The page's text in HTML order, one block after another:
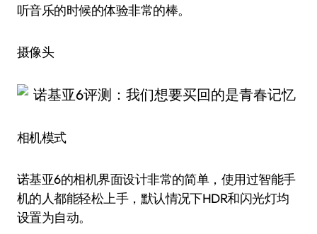
听音乐的时候的体验非常的棒。
摄像头
相机模式
诺基亚6的相机界面设计非常的简单，使用过智能手
机的人都能轻松上手，默认情况下HDR和闪光灯均
设置为自动。